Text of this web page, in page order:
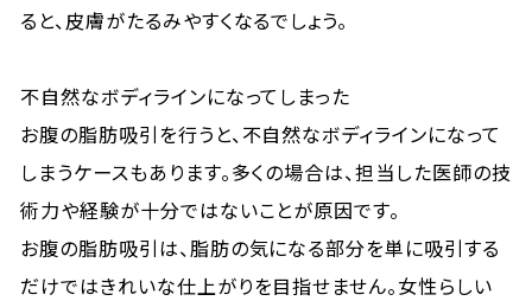
ると、皮膚がたるみやすくなるでしょう。
不自然なボディラインになってしまった
お腹の脂肪吸引を行うと、不自然なボディラインになって
しまうケースもあります。多くの場合は、担当した医師の技
術力や経験が十分ではないことが原因です。
お腹の脂肪吸引は、脂肪の気になる部分を単に吸引する
だけではきれいな仕上がりを目指せません。女性らしい